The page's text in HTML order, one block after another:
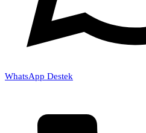
WhatsApp Destek